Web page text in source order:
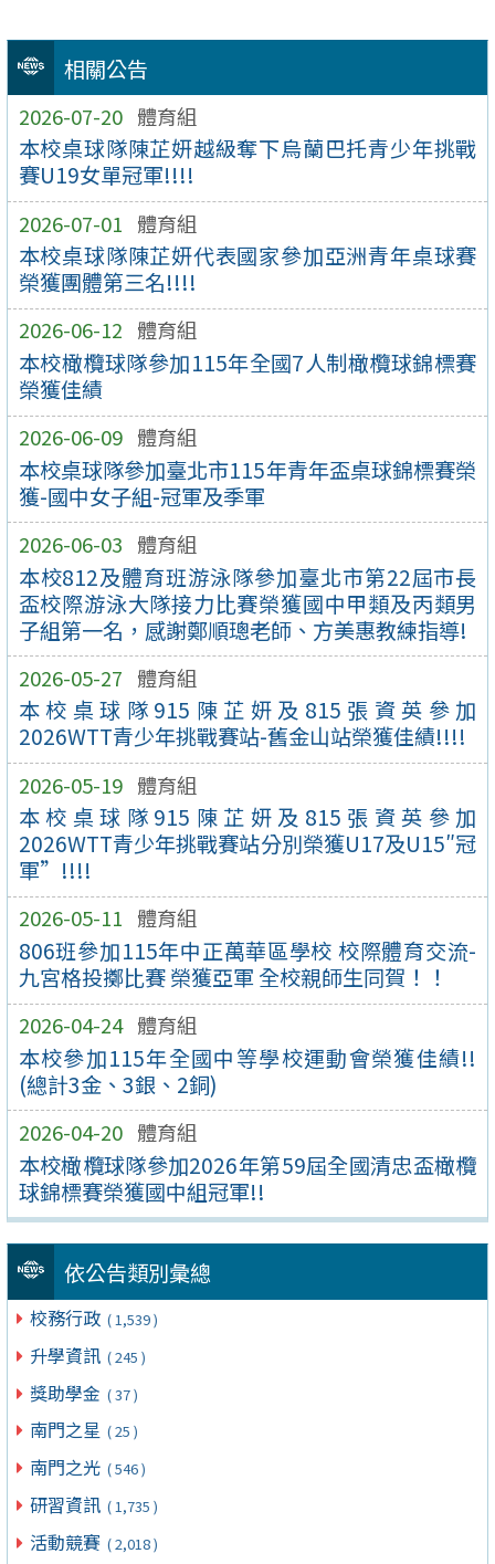
相關公告
2026-07-20 體育組
本校桌球隊陳芷妍越級奪下烏蘭巴托青少年挑戰
賽U19女單冠軍!!!!
2026-07-01 體育組
本校桌球隊陳芷妍代表國家參加亞洲青年桌球賽
榮獲團體第三名!!!!
2026-06-12 體育組
本校橄欖球隊參加115年全國7人制橄欖球錦標賽
榮獲佳績
2026-06-09 體育組
本校桌球隊參加臺北市115年青年盃桌球錦標賽榮
獲-國中女子組-冠軍及季軍
2026-06-03 體育組
本校812及體育班游泳隊參加臺北市第22屆市長
盃校際游泳大隊接力比賽榮獲國中甲類及丙類男
子組第一名，感謝鄭順璁老師、方美惠教練指導!
2026-05-27 體育組
本校桌球隊915陳芷妍及815張資英參加
2026WTT青少年挑戰賽站-舊金山站榮獲佳績!!!!
2026-05-19 體育組
本校桌球隊915陳芷妍及815張資英參加
2026WTT青少年挑戰賽站分別榮獲U17及U15″冠
軍”!!!!
2026-05-11 體育組
806班參加115年中正萬華區學校 校際體育交流-
九宮格投擲比賽 榮獲亞軍 全校親師生同賀！！
2026-04-24 體育組
本校參加115年全國中等學校運動會榮獲佳績!!
(總計3金、3銀、2銅)
2026-04-20 體育組
本校橄欖球隊參加2026年第59屆全國清忠盃橄欖
球錦標賽榮獲國中組冠軍!!
依公告類別彙總
校務行政 ( 1,539 )
升學資訊 ( 245 )
獎助學金 ( 37 )
南門之星 ( 25 )
南門之光 ( 546 )
研習資訊 ( 1,735 )
活動競賽 ( 2,018 )